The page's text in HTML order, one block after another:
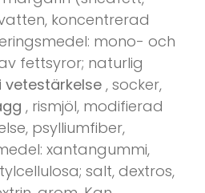
koncentrerad
mono- och
fettsyror; naturlig
vetestärkelse, socker,
, rismjöl, modifierad
psylliumfiber,
xantangummi,
salt, dextros,